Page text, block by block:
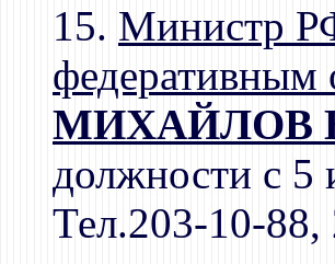
15. Министр
МИХАЙЛОВ
должности с 5
Тел.203-10-88,